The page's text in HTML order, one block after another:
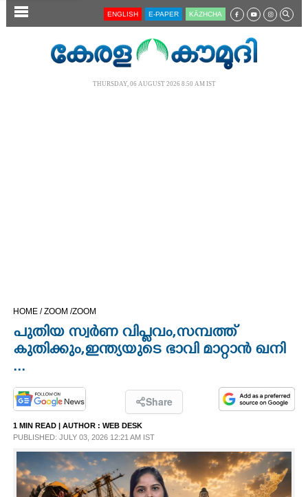
SECTIONS
OPINION
PHOTOS
LIFESTYLE
SPIRITUAL
ENGLISH E-PAPER KĀZHCHA
THURSDAY, 06 AUGUST 2026 8.50 AM IST
HOME /ZOOM /ZOOM
പുതിയ സ്വർണ വിപ്ലവം,സമ്പത്ത്
കുതിക്കും,ഇന്ത്യയുടെ ഭാവി മാറ്റാൻ ഖനി
...
Share
1 MIN READ | AUTHOR : WEB DESK
PUBLISHED: JULY 03, 2026 12:21 AM IST